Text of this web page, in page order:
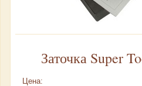
Заточка Super
Цена: